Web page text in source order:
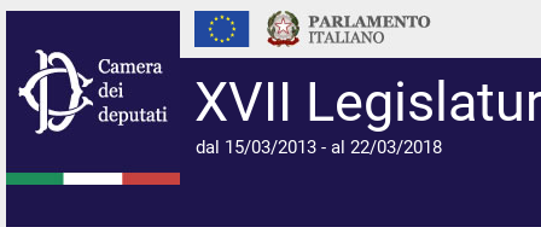
XVII
dal 15/03/2013 - al 22/03/2018